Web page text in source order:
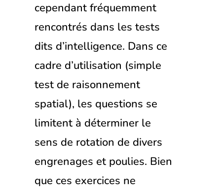
cependant fréquemment
rencontrés dans les tests
dits d’intelligence. Dans ce
cadre d’utilisation (simple
test de raisonnement
spatial), les questions se
limitent à déterminer le
sens de rotation de divers
engrenages et poulies. Bien
que ces exercices ne